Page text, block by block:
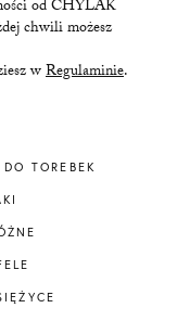
TOREBEK
od CHYLAK
chwili możesz
wRegulaminie.